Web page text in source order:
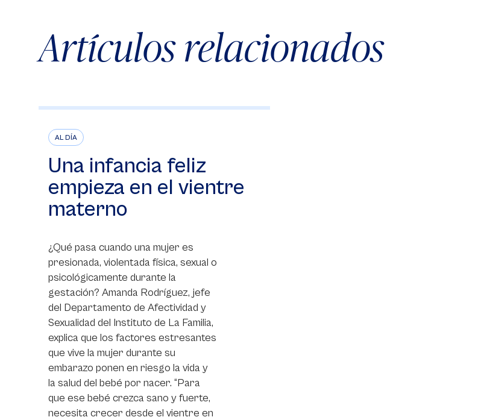
Artículos relacionados
AL DÍA
Una infancia feliz
empieza en el vientre
materno
¿Qué pasa cuando una mujer es
presionada, violentada física, sexual o
psicológicamente durante la
gestación? Amanda Rodríguez, jefe
del Departamento de Afectividad y
Sexualidad del Instituto de La Familia,
explica que los factores estresantes
que vive la mujer durante su
embarazo ponen en riesgo la vida y
la salud del bebé por nacer. “Para
que ese bebé crezca sano y fuerte,
necesita crecer desde el vientre en